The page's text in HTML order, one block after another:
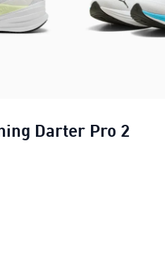
Darter Pro 2
de running Darter Pro